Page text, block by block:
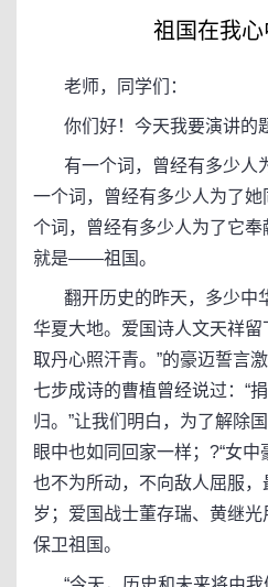
祖国在我
老师，同学们：
你们好！今天我要演讲的
有一个词，曾经有多少人
一个词，曾经有多少人为了
个词，曾经有多少人为了它
就是——祖国。
翻开历史的昨天，多少中
华夏大地。爱国诗人文天祥留
取丹心照汗青。”的豪迈誓言
七步成诗的曹植曾经说过：“
归。”让我们明白，为了解除
眼中也如同回家一样；?“女
也不为所动，不向敌人屈服
岁；爱国战士董存瑞、黄继
保卫祖国。